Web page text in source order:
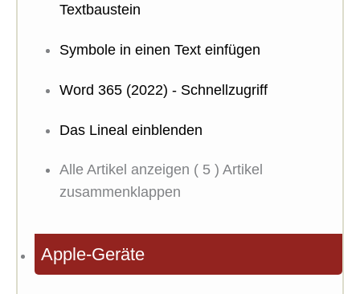
Textbaustein
Symbole in einen Text einfügen
Word 365 (2022) - Schnellzugriff
Das Lineal einblenden
Alle Artikel anzeigen ( 5 ) Artikel
zusammenklappen
Apple-Geräte